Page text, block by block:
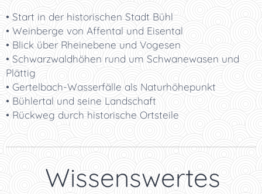
• Start in der historischen Stadt Bühl
• Weinberge von Affental und Eisental
• Blick über Rheinebene und Vogesen
• Schwarzwaldhöhen rund um Schwanewasen und
Plättig
• Gertelbach-Wasserfälle als Naturhöhepunkt
• Bühlertal und seine Landschaft
• Rückweg durch historische Ortsteile
💡 Wissenswertes